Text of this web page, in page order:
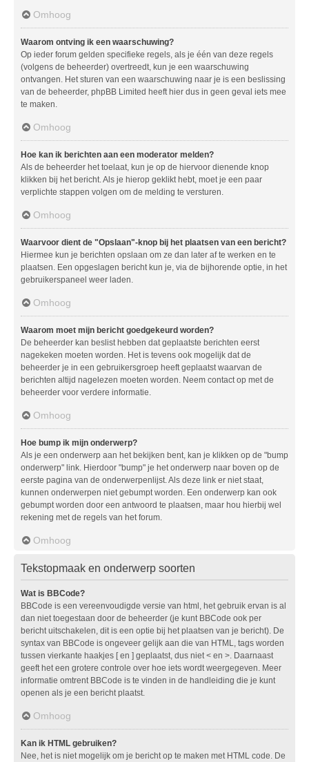
Omhoog
Waarom ontving ik een waarschuwing?
Op ieder forum gelden specifieke regels, als je één van deze regels
(volgens de beheerder) overtreedt, kun je een waarschuwing
ontvangen. Het sturen van een waarschuwing naar je is een beslissing
van de beheerder, phpBB Limited heeft hier dus in geen geval iets mee
te maken.
Omhoog
Hoe kan ik berichten aan een moderator melden?
Als de beheerder het toelaat, kun je op de hiervoor dienende knop
klikken bij het bericht. Als je hierop geklikt hebt, moet je een paar
verplichte stappen volgen om de melding te versturen.
Omhoog
Waarvoor dient de "Opslaan"-knop bij het plaatsen van een bericht?
Hiermee kun je berichten opslaan om ze dan later af te werken en te
plaatsen. Een opgeslagen bericht kun je, via de bijhorende optie, in het
gebruikerspaneel weer laden.
Omhoog
Waarom moet mijn bericht goedgekeurd worden?
De beheerder kan beslist hebben dat geplaatste berichten eerst
nagekeken moeten worden. Het is tevens ook mogelijk dat de
beheerder je in een gebruikersgroep heeft geplaatst waarvan de
berichten altijd nagelezen moeten worden. Neem contact op met de
beheerder voor verdere informatie.
Omhoog
Hoe bump ik mijn onderwerp?
Als je een onderwerp aan het bekijken bent, kan je klikken op de "bump
onderwerp" link. Hierdoor "bump" je het onderwerp naar boven op de
eerste pagina van de onderwerpenlijst. Als deze link er niet staat,
kunnen onderwerpen niet gebumpt worden. Een onderwerp kan ook
gebumpt worden door een antwoord te plaatsen, maar hou hierbij wel
rekening met de regels van het forum.
Omhoog
Tekstopmaak en onderwerp soorten
Wat is BBCode?
BBCode is een vereenvoudigde versie van html, het gebruik ervan is al
dan niet toegestaan door de beheerder (je kunt BBCode ook per
bericht uitschakelen, dit is een optie bij het plaatsen van je bericht). De
syntax van BBCode is ongeveer gelijk aan die van HTML, tags worden
tussen vierkante haakjes [ en ] geplaatst, dus niet < en >. Daarnaast
geeft het een grotere controle over hoe iets wordt weergegeven. Meer
informatie omtrent BBCode is te vinden in de handleiding die je kunt
openen als je een bericht plaatst.
Omhoog
Kan ik HTML gebruiken?
Nee, het is niet mogelijk om je bericht op te maken met HTML code. De